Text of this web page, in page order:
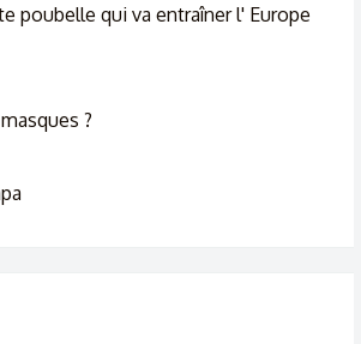
poubelle qui va entraîner l' Europe
?